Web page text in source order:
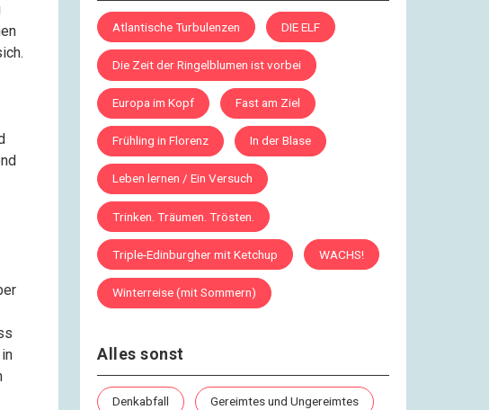
Atlantische Turbulenzen DIE ELF
Die Zeit der Ringelblumen ist vorbei
Europa im Kopf Fast am Ziel
Frühling in Florenz In der Blase
Leben lernen / Ein Versuch
Trinken. Träumen. Trösten.
Triple-Edinburgher mit Ketchup WACHS!
Winterreise (mit Sommern)
Alles sonst
Denkabfall Gereimtes und Ungereimtes